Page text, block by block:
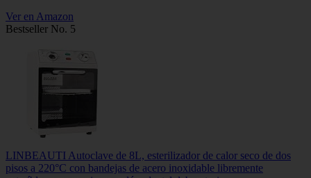
Ver en Amazon
Bestseller No. 5
LINBEAUTI Autoclave de 8L, esterilizador de calor seco de dos
pisos a 220°C con bandejas de acero inoxidable libremente